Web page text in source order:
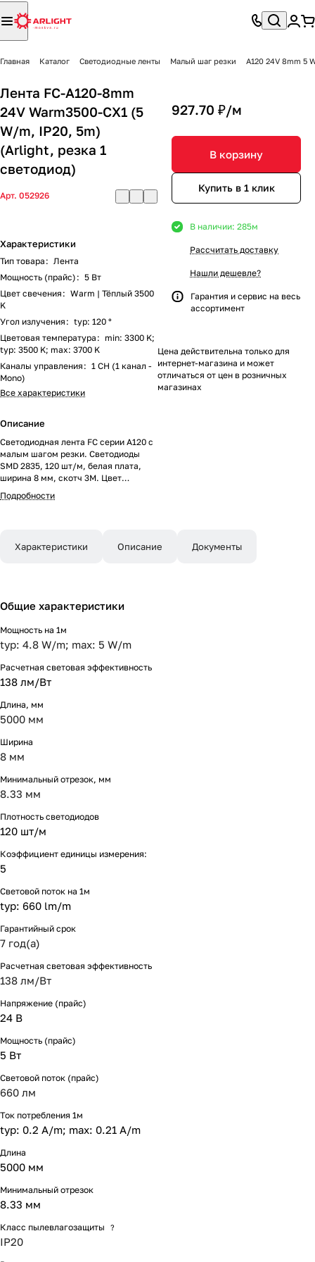
Главная Каталог Светодиодные ленты Малый шаг резки A120 24V 8mm 5
Лента FC-A120-8mm
24V Warm3500-CX1 (5
W/m, IP20, 5m)
(Arlight, резка 1
светодиод)
Арт. 052926
Характеристики
Тип товара : Лента
Мощность (прайс) : 5 Вт
Цвет свечения : Warm | Тёплый 3500
K
Угол излучения : typ: 120 °
Цветовая температура : min: 3300 K;
typ: 3500 K; max: 3700 K
Каналы управления : 1 CH (1 канал -
Mono)
Все характеристики
Описание
Светодиодная лента FC серии A120 с
малым шагом резки. Светодиоды
SMD 2835, 120 шт/м, белая плата,
ширина 8 мм, скотч 3M. Цвет
ТЕПЛЫЙ 3500K, индекс
цветопередачи CRI>90, угол 120°.
Цена за 1 м. Обязательна установка
Подробности
927.70 ₽/м
В корзину
Купить в 1 клик
В наличии: 285м
Рассчитать доставку
Нашли дешевле?
Гарантия и сервис на весь
ассортимент
Цена действительна только для
интернет-магазина и может
отличаться от цен в розничных
магазинах
Характеристики Описание Документы
Общие характеристики
Мощность на 1м
typ: 4.8 W/m; max: 5 W/m
Расчетная световая эффективность
138 лм/Вт
Длина, мм
5000 мм
Ширина
8 мм
Минимальный отрезок, мм
8.33 мм
Плотность светодиодов
120 шт/м
Коэффициент единицы измерения:
5
Световой поток на 1м
typ: 660 lm/m
Гарантийный срок
7 год(а)
Расчетная световая эффективность
138 лм/Вт
Напряжение (прайс)
24 В
Мощность (прайс)
5 Вт
Световой поток (прайс)
660 лм
Ток потребления 1м
typ: 0.2 A/m; max: 0.21 A/m
Длина
5000 мм
Минимальный отрезок
8.33 мм
Класс пылевлагозащиты ?
IP20